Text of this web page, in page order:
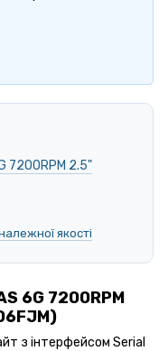
7200RPM 2.5"
якості
6G 7200RPM
з інтерфейсом Serial